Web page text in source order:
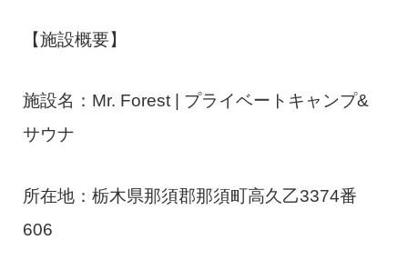
【施設概要】
施設名：Mr. Forest | プライベートキャンプ&
サウナ
所在地：栃木県那須郡那須町高久乙3374番
606